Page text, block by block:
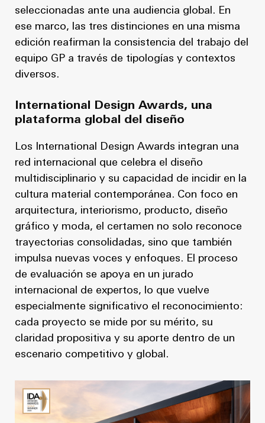
seleccionadas ante una audiencia global. En
ese marco, las tres distinciones en una misma
edición reafirman la consistencia del trabajo del
equipo GP a través de tipologías y contextos
diversos.
International Design Awards, una
plataforma global del diseño
Los International Design Awards integran una
red internacional que celebra el diseño
multidisciplinario y su capacidad de incidir en la
cultura material contemporánea. Con foco en
arquitectura, interiorismo, producto, diseño
gráfico y moda, el certamen no solo reconoce
trayectorias consolidadas, sino que también
impulsa nuevas voces y enfoques. El proceso
de evaluación se apoya en un jurado
internacional de expertos, lo que vuelve
especialmente significativo el reconocimiento:
cada proyecto se mide por su mérito, su
claridad propositiva y su aporte dentro de un
escenario competitivo y global.